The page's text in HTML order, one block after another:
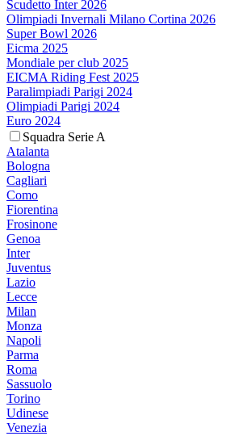
Scudetto Inter 2026
Olimpiadi Invernali Milano Cortina 2026
Super Bowl 2026
Eicma 2025
Mondiale per club 2025
EICMA Riding Fest 2025
Paralimpiadi Parigi 2024
Olimpiadi Parigi 2024
Euro 2024
Squadra Serie A
Atalanta
Bologna
Cagliari
Como
Fiorentina
Frosinone
Genoa
Inter
Juventus
Lazio
Lecce
Milan
Monza
Napoli
Parma
Roma
Sassuolo
Torino
Udinese
Venezia